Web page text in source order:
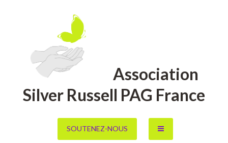
Association
Silver Russell PAG France
SOUTENEZ-NOUS